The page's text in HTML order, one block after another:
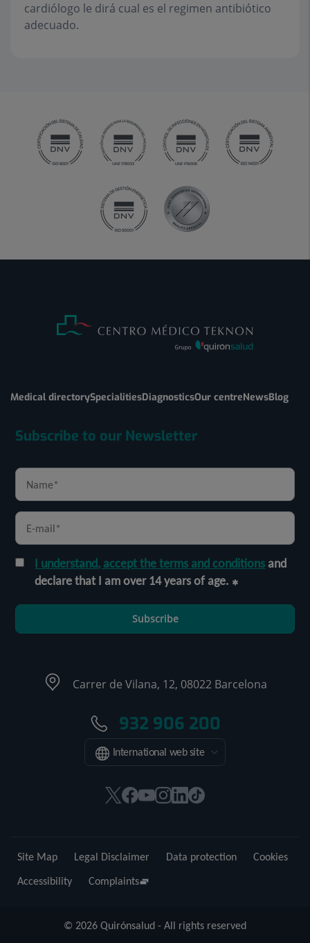
cardiólogo le dirá cual es el regimen antibiótico
adecuado.
Medical directorySpecialitiesDiagnosticsOur centreNewsBlog
Subscribe to our Newsletter
I understand, accept the terms and conditionsand
declare that I am over 14 years of age.
Subscribe
Carrer de Vilana, 12, 08022 Barcelona
932 906 200
International web site
This
in
a
window.
This
in
a
window.
This
window.
This
in
window.
This
in
window.
Link
© 2026 Quirónsalud - All rights reserved
Site Map Legal Disclaimer Data protection
Cookies
Accessibility
Complaints